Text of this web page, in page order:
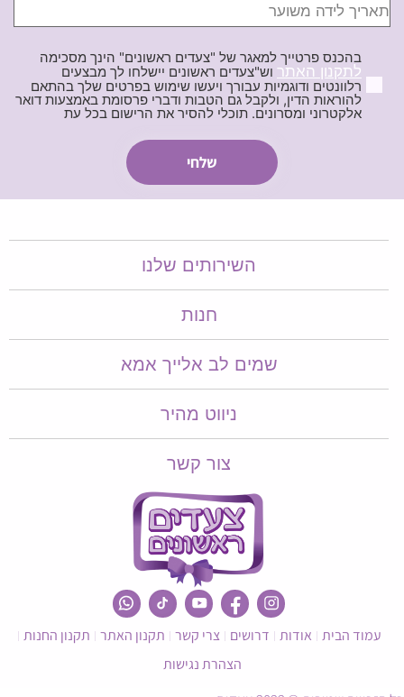
בהכנס פרטייך למאגר של "צעדים ראשונים" הינך מסכימה
לתקנון האתר וש"צעדים ראשונים יישלחו לך מבצעים
רלוונטים ודוגמיות עבורך ויעשו שימוש בפרטים שלך בהתאם
להוראות הדין, ולקבל גם הטבות ודברי פרסומת באמצעות דואר
אלקטרוני ומסרונים. תוכלי להסיר את הרישום בכל עת
השירותים שלנו
חנות
שמים לב אלייך אמא​​
ניווט מהיר
צור קשר
עמוד הבית אודות דרושים צרי קשר תקנון האתר תקנון החנות
הצהרת נגישות